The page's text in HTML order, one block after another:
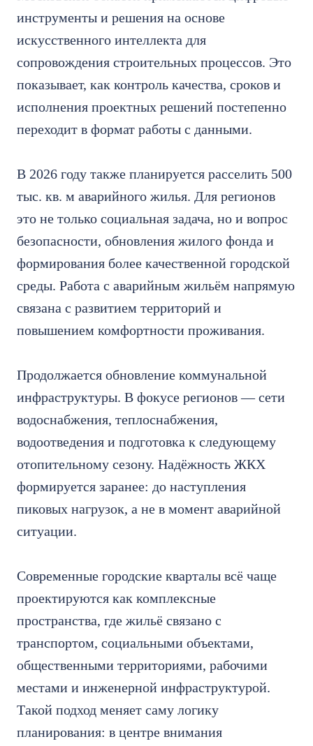
инструменты и решения на основе
искусственного интеллекта для
сопровождения строительных процессов. Это
показывает, как контроль качества, сроков и
исполнения проектных решений постепенно
переходит в формат работы с данными.
В 2026 году также планируется расселить 500
тыс. кв. м аварийного жилья. Для регионов
это не только социальная задача, но и вопрос
безопасности, обновления жилого фонда и
формирования более качественной городской
среды. Работа с аварийным жильём напрямую
связана с развитием территорий и
повышением комфортности проживания.
Продолжается обновление коммунальной
инфраструктуры. В фокусе регионов — сети
водоснабжения, теплоснабжения,
водоотведения и подготовка к следующему
отопительному сезону. Надёжность ЖКХ
формируется заранее: до наступления
пиковых нагрузок, а не в момент аварийной
ситуации.
Современные городские кварталы всё чаще
проектируются как комплексные
пространства, где жильё связано с
транспортом, социальными объектами,
общественными территориями, рабочими
местами и инженерной инфраструктурой.
Такой подход меняет саму логику
планирования: в центре внимания